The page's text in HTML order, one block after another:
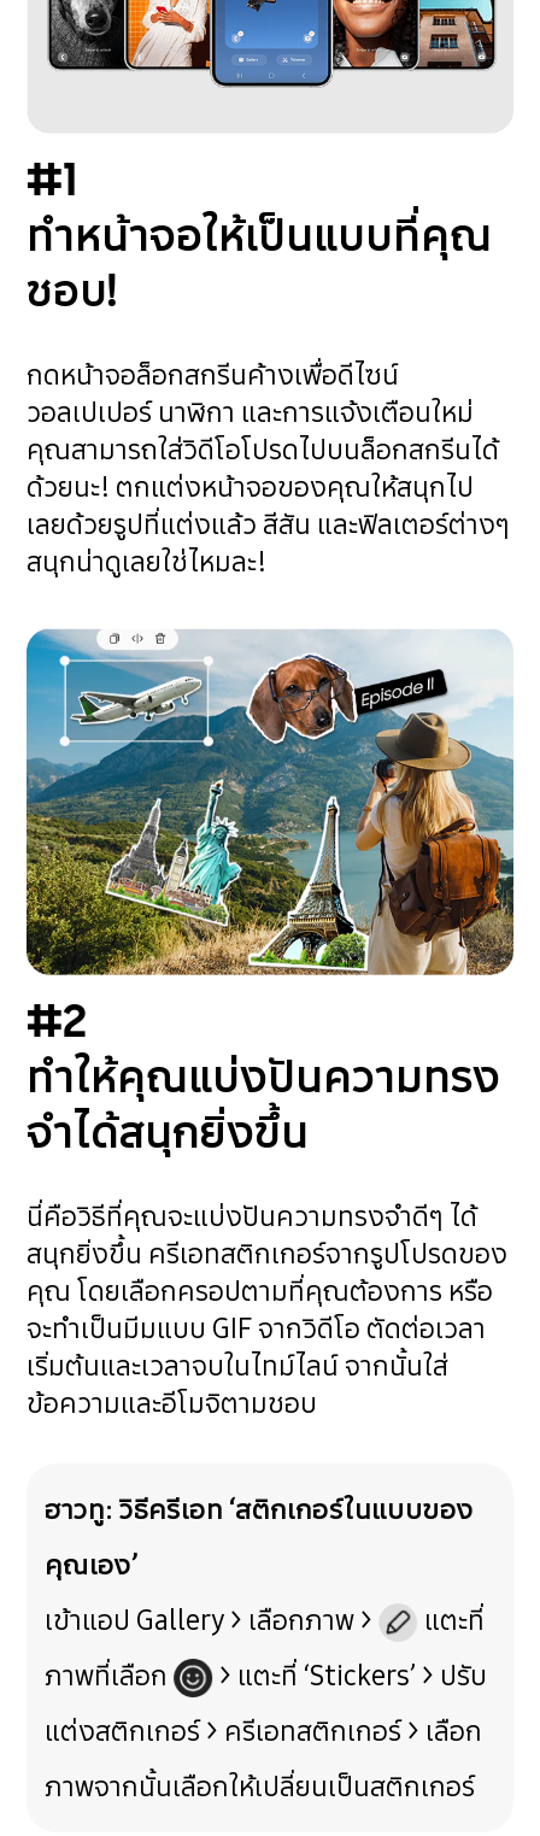
#1
ทำหน้าจอให้เป็นแบบที่คุณ
ชอบ!
กดหน้าจอล็อกสกรีนค้างเพื่อดีไซน์
วอลเปเปอร์ นาฬิกา และการแจ้งเตือนใหม่
คุณสามารถใส่วิดีโอโปรดไปบนล็อกสกรีนได้
ด้วยนะ! ตกแต่งหน้าจอของคุณให้สนุกไป
เลยด้วยรูปที่แต่งแล้ว สีสัน และฟิลเตอร์ต่างๆ
สนุกน่าดูเลยใช่ไหมละ!
#2
ทำให้คุณแบ่งปันความทรง
จำได้สนุกยิ่งขึ้น
นี่คือวิธีที่คุณจะแบ่งปันความทรงจำดีๆ ได้
สนุกยิ่งขึ้น ครีเอทสติกเกอร์จากรูปโปรดของ
คุณ โดยเลือกครอปตามที่คุณต้องการ หรือ
จะทำเป็นมีมแบบ GIF จากวิดีโอ ตัดต่อเวลา
เริ่มต้นและเวลาจบในไทม์ไลน์ จากนั้นใส่
ข้อความและอีโมจิตามชอบ
ฮาวทู: วิธีครีเอท ‘สติกเกอร์ในแบบของ
คุณเอง’
เข้าแอป Gallery > เลือกภาพ >
แตะที่
ภาพที่เลือก
> แตะที่ ‘Stickers’ > ปรับ
แต่งสติกเกอร์ > ครีเอทสติกเกอร์ > เลือก
ภาพจากนั้นเลือกให้เปลี่ยนเป็นสติกเกอร์